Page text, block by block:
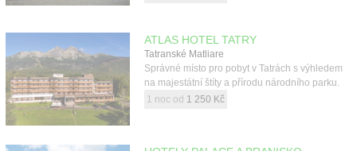
ATLAS HOTEL TATRY
Tatranské Matliare
Správné místo pro pobyt v Tatrách s výhledem
na majestátní štíty a přírodu národního parku.
1 noc od 1 250 Kč